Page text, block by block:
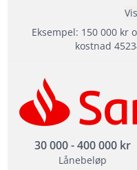
Effektiv rente: 10,43%
Eksempel: 150 000 kr
kostnad
Fordeler
Din søknad går til 15
Tilbyr refinansiering
Står for ansvarlig utlån
30 000 - 400 000 kr
Lånebeløp